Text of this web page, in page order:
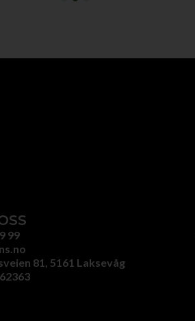
99
81, 5161 Laksevåg